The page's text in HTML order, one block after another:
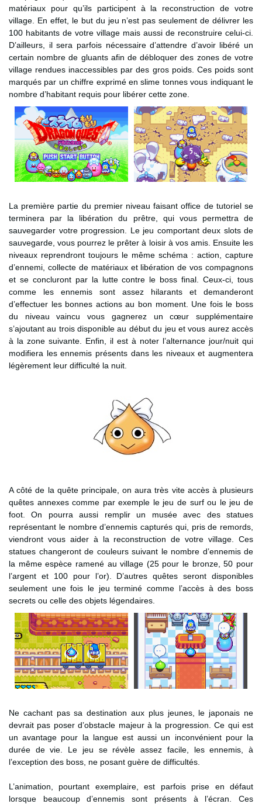
matériaux pour qu’ils participent à la reconstruction de votre
village. En effet, le but du jeu n’est pas seulement de délivrer les
100 habitants de votre village mais aussi de reconstruire celui-ci.
D’ailleurs, il sera parfois nécessaire d’attendre d’avoir libéré un
certain nombre de gluants afin de débloquer des zones de votre
village rendues inaccessibles par des gros poids. Ces poids sont
marqués par un chiffre exprimé en slime tonnes vous indiquant le
nombre d’habitant requis pour libérer cette zone.
La première partie du premier niveau faisant office de tutoriel se
terminera par la libération du prêtre, qui vous permettra de
sauvegarder votre progression. Le jeu comportant deux slots de
sauvegarde, vous pourrez le prêter à loisir à vos amis. Ensuite les
niveaux reprendront toujours le même schéma : action, capture
d’ennemi, collecte de matériaux et libération de vos compagnons
et se concluront par la lutte contre le boss final. Ceux-ci, tous
comme les ennemis sont assez hilarants et demanderont
d’effectuer les bonnes actions au bon moment. Une fois le boss
du niveau vaincu vous gagnerez un cœur supplémentaire
s’ajoutant au trois disponible au début du jeu et vous aurez accès
à la zone suivante. Enfin, il est à noter l’alternance jour/nuit qui
modifiera les ennemis présents dans les niveaux et augmentera
légèrement leur difficulté la nuit.
A côté de la quête principale, on aura très vite accès à plusieurs
quêtes annexes comme par exemple le jeu de surf ou le jeu de
foot. On pourra aussi remplir un musée avec des statues
représentant le nombre d’ennemis capturés qui, pris de remords,
viendront vous aider à la reconstruction de votre village. Ces
statues changeront de couleurs suivant le nombre d’ennemis de
la même espèce ramené au village (25 pour le bronze, 50 pour
l’argent et 100 pour l’or). D’autres quêtes seront disponibles
seulement une fois le jeu terminé comme l’accès à des boss
secrets ou celle des objets légendaires.
Ne cachant pas sa destination aux plus jeunes, le japonais ne
devrait pas poser d’obstacle majeur à la progression. Ce qui est
un avantage pour la langue est aussi un inconvénient pour la
durée de vie. Le jeu se révèle assez facile, les ennemis, à
l’exception des boss, ne posant guère de difficultés.
L’animation, pourtant exemplaire, est parfois prise en défaut
lorsque beaucoup d’ennemis sont présents à l’écran. Ces